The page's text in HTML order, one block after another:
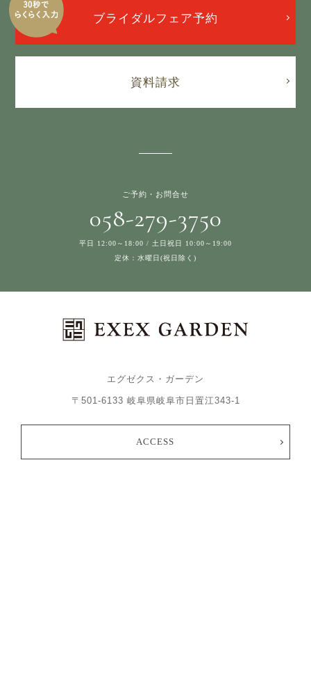
ブライダルフェア予約
資料請求
ご予約・お問合せ
058-279-3750
平日 12:00～18:00 / 土日祝日 10:00～19:00
定休：水曜日(祝日除く)
エグゼクス・ガーデン
〒501-6133 岐阜県岐阜市日置江343-1
ACCESS